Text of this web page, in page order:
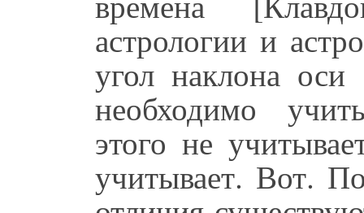
астрологии и
угол наклона
необходимо
этого не
учитывает. Вот.